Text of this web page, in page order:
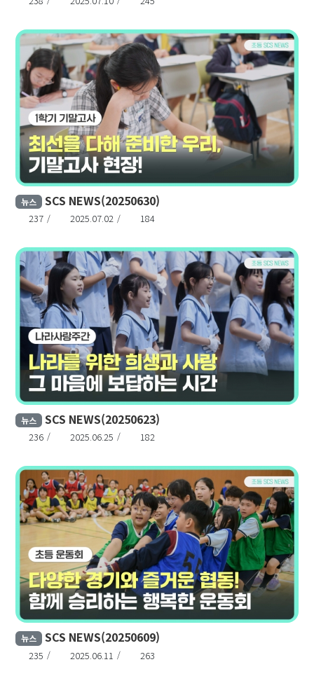
뉴스 SCS NEWS(20250630)
237 2025.07.02 184
뉴스 SCS NEWS(20250623)
236 2025.06.25 182
뉴스 SCS NEWS(20250609)
235 2025.06.11 263